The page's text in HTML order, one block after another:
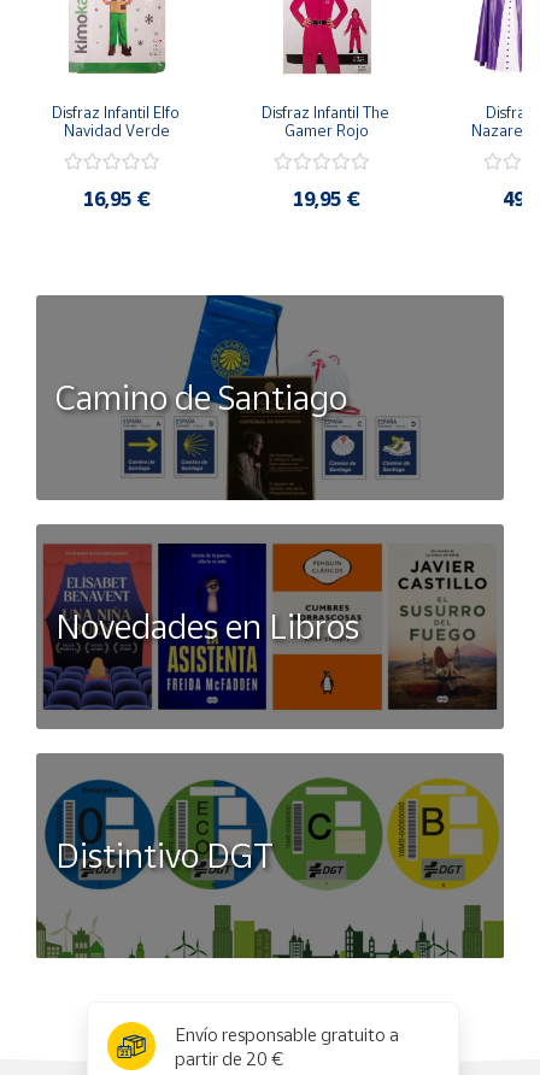
Disfraz Infantil Elfo
Navidad Verde
16,95 €
Disfraz Infantil The
Gamer Rojo
19,95 €
Disfraz
Camino de Santiago
Novedades en Libros
Distintivo DGT
Envío responsable gratuito a
partir de 20 €